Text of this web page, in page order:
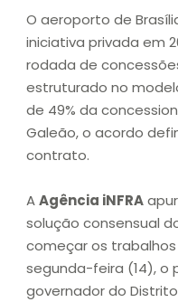
O aeroporto de
iniciativa privada em
rodada de
estruturado no
de 49% da
Galeão, o acordo
contrato.
AAgência iNFRA
solução consensual
começar os
segunda-feira (14), o
governador do